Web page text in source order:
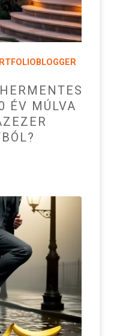
ÉV MÚLVA